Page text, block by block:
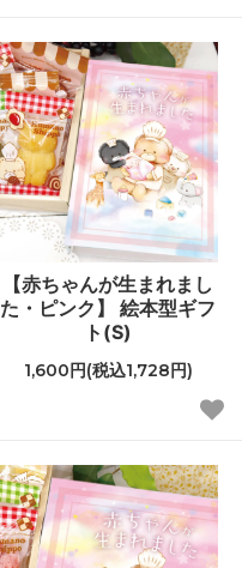
【赤ちゃんが生まれまし
た・ピンク】 絵本型ギフ
ト(S)
1,600円(税込1,728円)